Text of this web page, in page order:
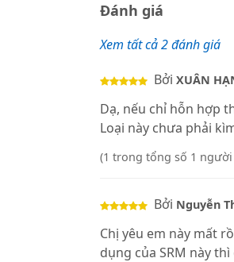
Đánh giá
Xem tất cả 2 đánh giá
Bởi XUÂN
Dạ, nếu chỉ hỗn hợp
Loại này chưa phải
(1 trong tổng số 1
Bởi Nguyễn
Chị yêu em này mất
dụng của SRM này